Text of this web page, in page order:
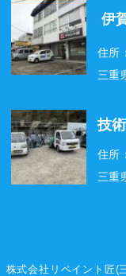
伊
住所
三重
技
住所
三重
株式会社リペイント匠(